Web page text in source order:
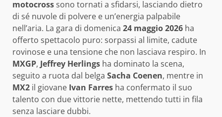
motocrosssono tornati a sfidarsi, lasciando dietro
di sé nuvole di polvere e un’energia palpabile
nell’aria. La gara di domenica 24 maggio 2026 ha
offerto spettacolo puro: sorpassi al limite, cadute
rovinose e una tensione che non lasciava respiro. In
MXGP, Jeffrey Herlings ha dominato la scena,
seguito a ruota dal belga Sacha Coenen, mentre in
MX2 il giovane Ivan Farres ha confermato il suo
talento con due vittorie nette, mettendo tutti in fila
senza lasciare dubbi.